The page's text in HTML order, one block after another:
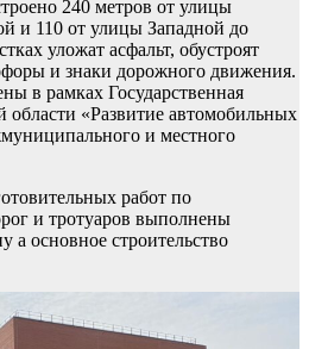
240 метров от улицы
и 110 от улицы Западной до
уложат асфальт, обустроят
и знаки дорожного движения.
в рамках Государственная
«Развитие автомобильных
и местного
работ по
и тротуаров выполнены
а основное строительство